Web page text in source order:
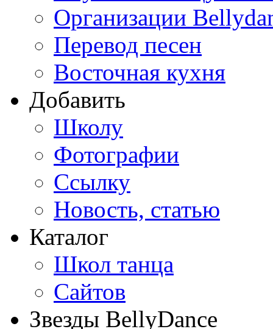
Организации
Перевод песен
Восточная кухня
Добавить
Школу
Фотографии
Ссылку
Новость, статью
Каталог
Школ танца
Сайтов
Звезды BellyDance